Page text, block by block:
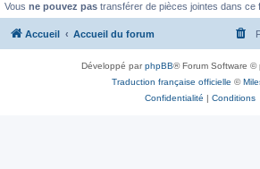
Vous ne pouvez pas transférer de pièces jointes dans ce
Accueil Accueil du forum
Développé parphpBB® Forum Software ©
Traduction française officielle ©
Confidentialité | Conditions